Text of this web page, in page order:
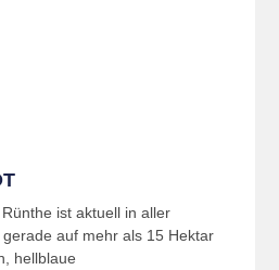
ist aktuell in aller
auf mehr als 15 Hektar
hellblaue